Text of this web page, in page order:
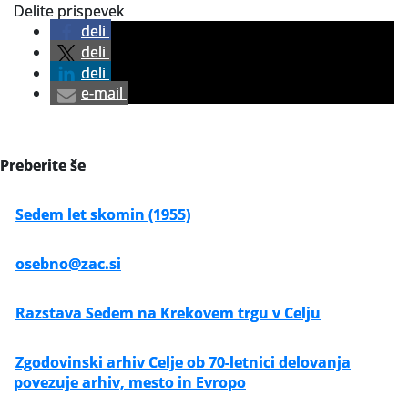
Arhivske škatle
Projekti
Slovenski elektronski arhiv
Delite prispevek
deli
deli
deli
e-mail
Preberite še
Sedem let skomin (1955)
osebno@zac.si
Razstava Sedem na Krekovem trgu v Celju
Zgodovinski arhiv Celje ob 70-letnici delovanja
povezuje arhiv, mesto in Evropo